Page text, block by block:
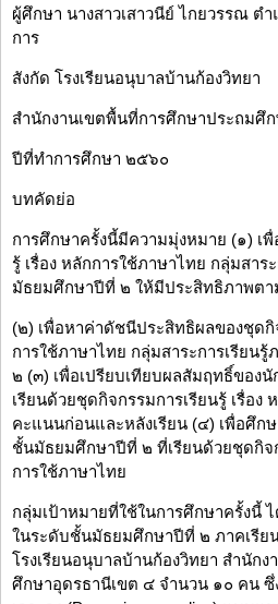
ผู้ศึกษา นางสาวเสาวนีย์ ไกยวรรณ ต
การ
สังกัด โรงเรียนอนุบาลบ้านก้องวิทยา
สำนักงานเขตพื้นที่การศึกษาประถมศึ
ปีที่ทำการศึกษา ๒๕๖๐
บทคัดย่อ
การศึกษาครั้งนี้มีความมุ่งหมาย (๑) เ
รู้ เรื่อง หลักการใช้ภาษาไทย กลุ่มสาร
มัธยมศึกษาปีที่ ๒ ให้มีประสิทธิภาพต
(๒) เพื่อหาค่าดัชนีประสิทธิผลของชุดกิ
การใช้ภาษาไทย กลุ่มสาระการเรียน
๒ (๓) เพื่อเปรียบเทียบผลสัมฤทธิ์ของ
เรียนด้วยชุดกิจกรรมการเรียนรู้ เรื่อง
คะแนนก่อนและหลังเรียน (๔) เพื่อศึก
ชั้นมัธยมศึกษาปีที่ ๒ ที่เรียนด้วยชุดกิจ
การใช้ภาษาไทย
กลุ่มเป้าหมายที่ใช้ในการศึกษาครั้งนี้
ในระดับชั้นมัธยมศึกษาปีที่ ๒ ภาคเรี
โรงเรียนอนุบาลบ้านก้องวิทยา สำนัก
ศึกษาอุดรธานีเขต ๔ จำนวน ๑๐ คน